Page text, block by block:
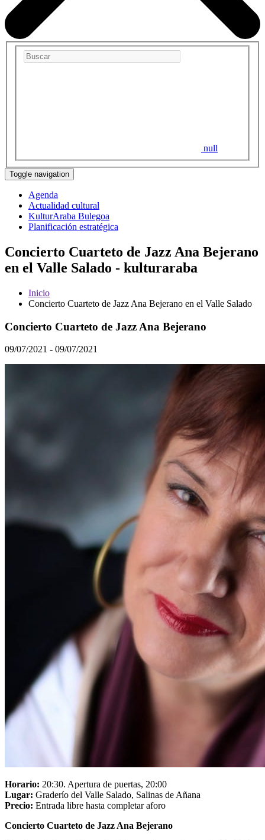
null
Toggle navigation
Agenda
Actualidad cultural
KulturAraba Bulegoa
Planificación estratégica
Concierto Cuarteto de Jazz Ana Bejerano
en el Valle Salado - kulturaraba
Inicio
Concierto Cuarteto de Jazz Ana Bejerano en el Valle Salado
Concierto Cuarteto de Jazz Ana Bejerano
09/07/2021 - 09/07/2021
Horario: 20:30. Apertura de puertas, 20:00
Lugar: Graderío del Valle Salado, Salinas de Añana
Precio: Entrada libre hasta completar aforo
Concierto Cuarteto de Jazz Ana Bejerano